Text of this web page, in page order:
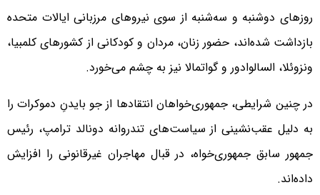
روزهای دوشنبه و سه‌شنبه از سوی نیروهای مرزبانی ایالات متحده
بازداشت شده‌اند، حضور زنان، مردان و کودکانی از کشورهای کلمبیا،
ونزوئلا، السالوادور و گواتمالا نیز به چشم می‌خورد.
در چنین شرایطی، جمهوری‌خواهان انتقادها از جو بایدنِ دموکرات را
به دلیل عقب‌نشینی از سیاست‌های تندروانه دونالد ترامپ، رئیس
جمهور سابق جمهوری‌خواه، در قبال مهاجران غیرقانونی را افزایش
داده‌اند.